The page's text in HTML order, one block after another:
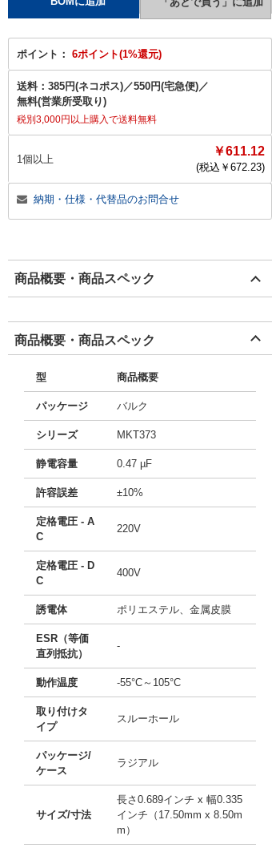
ポイント： 6ポイント(1%還元)
送料： 385円(ネコポス)／550円(宅急便)／
無料(営業所受取り)
税別3,000円以上購入で送料無料
1個以上
￥611.12
(税込￥ 672.23)
納期・仕様・代替品のお問合せ
商品概要・商品スペック
商品概要・商品スペック
型 商品概要
パッケージ バルク
シリーズ MKT373
静電容量 0.47 µF
許容誤差 ±10%
定格電圧 - A
C
220V
定格電圧 - D
C
400V
誘電体 ポリエステル、金属皮膜
ESR（等価
直列抵抗）
-
動作温度 -55°C～105°C
取り付けタ
イプ
スルーホール
パッケージ/
ケース
ラジアル
サイズ/寸法
長さ0.689インチ x 幅0.335
インチ（17.50mm x 8.50m
m）